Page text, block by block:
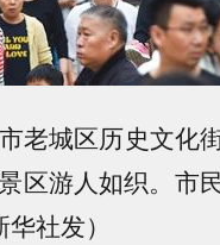
城区历史文化
区游人如织。市
社发）